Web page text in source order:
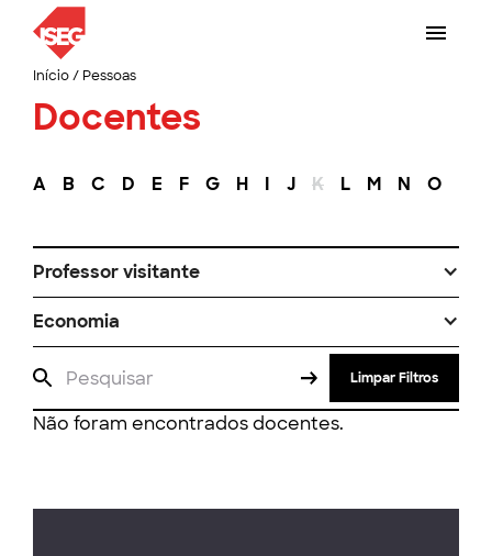
Início/ Pessoas
Docentes
A B C D E F G H I J K L M N O
Professor visitante
Economia
Limpar Filtros
Não foram encontrados docentes.